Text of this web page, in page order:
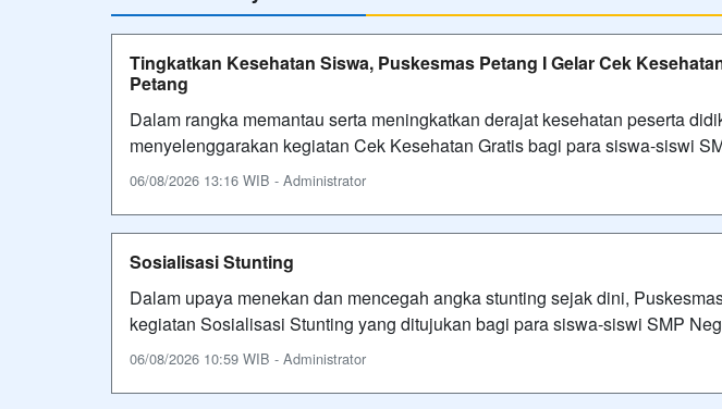
Tingkatkan Kesehatan Siswa, Puskesmas Petang I Gelar Cek
Petang
Dalam rangka memantau serta meningkatkan derajat kesehatan peserta
menyelenggarakan kegiatan Cek Kesehatan Gratis bagi para siswa-siswi
06/08/2026 13:16 WIB - Administrator
Sosialisasi Stunting
Dalam upaya menekan dan mencegah angka stunting sejak dini,
kegiatan Sosialisasi Stunting yang ditujukan bagi para siswa-siswi SMP
06/08/2026 10:59 WIB - Administrator